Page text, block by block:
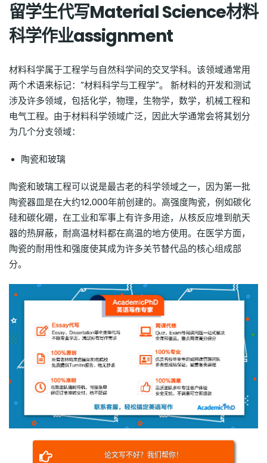
留学生代写Material Science材料
科学作业assignment
材料科学属于工程学与自然科学间的交叉学科。该领域通常用
两个术语来标记：“材料科学与工程学”。 新材料的开发和测试
涉及许多领域，包括化学，物理，生物学，数学，机械工程和
电气工程。由于材料科学领域广泛，因此大学通常会将其划分
为几个分支领域：
陶瓷和玻璃
陶瓷和玻璃工程可以说是最古老的科学领域之一，因为第一批
陶瓷器皿是在大约12,000年前创建的。高强度陶瓷，例如碳化
硅和碳化硼，在工业和军事上有许多用途，从核反应堆到航天
器的热屏蔽，耐高温材料都在高温的地方使用。在医学方面，
陶瓷的耐用性和强度使其成为许多关节替代品的核心组成部
分。
论文写不好？我们帮你！